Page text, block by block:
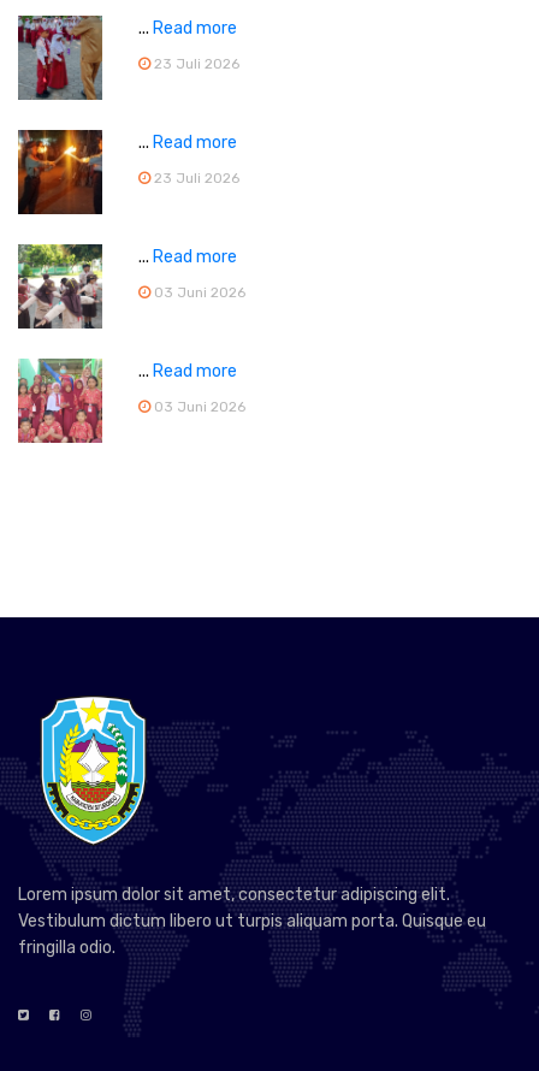
... Read more
23 Juli 2026
... Read more
23 Juli 2026
... Read more
03 Juni 2026
... Read more
03 Juni 2026
Lorem ipsum dolor sit amet, consectetur adipiscing elit.
Vestibulum dictum libero ut turpis aliquam porta. Quisque eu
fringilla odio.